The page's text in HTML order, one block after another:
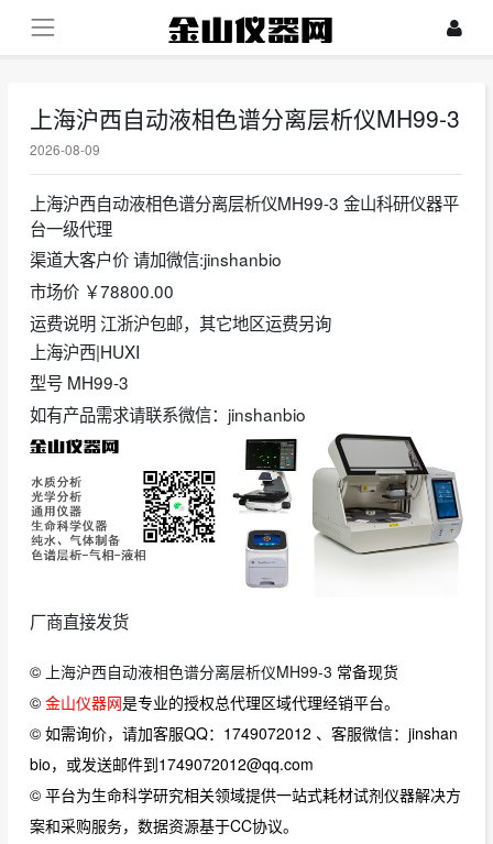
上海沪西自动液相色谱分离层析仪MH99-3
2026-08-09
上海沪西自动液相色谱分离层析仪MH99-3 金山科研仪器平
台一级代理
渠道大客户价 请加微信:jinshanbio
市场价 ￥78800.00
运费说明 江浙沪包邮，其它地区运费另询
上海沪西|HUXI
型号 MH99-3
如有产品需求请联系微信：jinshanbio
厂商直接发货
© 上海沪西自动液相色谱分离层析仪MH99-3 常备现货
© 金山仪器网是专业的授权总代理区域代理经销平台。
© 如需询价，请加客服QQ：1749072012 、客服微信：jinshan
bio，或发送邮件到1749072012@qq.com
© 平台为生命科学研究相关领域提供一站式耗材试剂仪器解决方
案和采购服务，数据资源基于CC协议。